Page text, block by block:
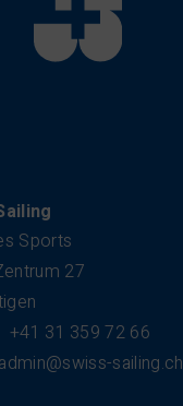
Sports
27
+41 31 359 72 66
admin@swiss-sailing.ch